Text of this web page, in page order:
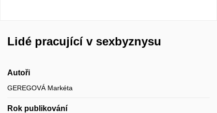
Lidé pracující v sexbyznysu
Autoři
GEREGOVÁ Markéta
Rok publikování